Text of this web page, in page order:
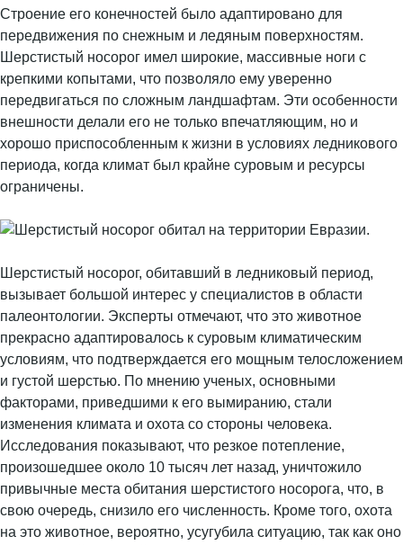
Строение его конечностей было адаптировано для
передвижения по снежным и ледяным поверхностям.
Шерстистый носорог имел широкие, массивные ноги с
крепкими копытами, что позволяло ему уверенно
передвигаться по сложным ландшафтам. Эти особенности
внешности делали его не только впечатляющим, но и
хорошо приспособленным к жизни в условиях ледникового
периода, когда климат был крайне суровым и ресурсы
ограничены.
Шерстистый носорог, обитавший в ледниковый период,
вызывает большой интерес у специалистов в области
палеонтологии. Эксперты отмечают, что это животное
прекрасно адаптировалось к суровым климатическим
условиям, что подтверждается его мощным телосложением
и густой шерстью. По мнению ученых, основными
факторами, приведшими к его вымиранию, стали
изменения климата и охота со стороны человека.
Исследования показывают, что резкое потепление,
произошедшее около 10 тысяч лет назад, уничтожило
привычные места обитания шерстистого носорога, что, в
свою очередь, снизило его численность. Кроме того, охота
на это животное, вероятно, усугубила ситуацию, так как оно